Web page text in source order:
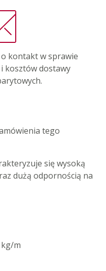
kontakt w sprawie
kosztów dostawy
tego
się wysoką
dużą odpornością na
kg/m